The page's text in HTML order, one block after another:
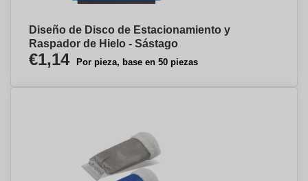
Diseño de Disco de Estacionamiento y
Raspador de Hielo - Sástago
€1,14 Por pieza, base en 50 piezas